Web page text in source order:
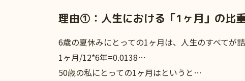
理由①：人生における「1ヶ月」の比
6歳の夏休みにとっての1ヶ月は、人生のすべてが
1ヶ月/12*6年=0.0138…
50歳の私にとっての1ヶ月はというと…